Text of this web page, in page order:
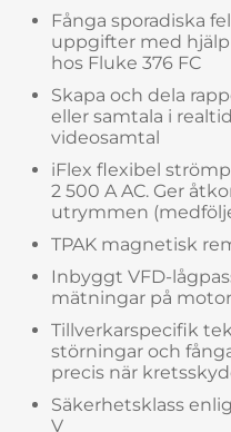
Fånga sporadiska
uppgifter med
hos Fluke 376 FC
Skapa och dela
eller samtala i
videosamtal
iFlex flexibel
2 500 A AC. Ger
utrymmen
TPAK magnetisk
Inbyggt VFD-
mätningar på
Tillverkarspecifik
störningar och
precis när
Säkerhetsklass
V